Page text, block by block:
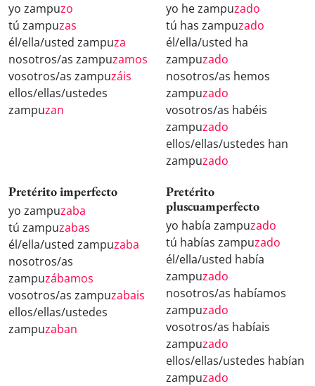
yo zampuzo
tú zampuzas
él/ella/usted zampuza
nosotros/as zampuzamos
vosotros/as zampuzáis
ellos/ellas/ustedes
zampuzan
yo he zampuzado
tú has zampuzado
él/ella/usted ha
zampuzado
nosotros/as hemos
zampuzado
vosotros/as habéis
zampuzado
ellos/ellas/ustedes han
zampuzado
Pretérito imperfecto
yo zampuzaba
tú zampuzabas
él/ella/usted zampuzaba
nosotros/as
zampuzábamos
vosotros/as zampuzabais
ellos/ellas/ustedes
zampuzaban
Pretérito
pluscuamperfecto
yo había zampuzado
tú habías zampuzado
él/ella/usted había
zampuzado
nosotros/as habíamos
zampuzado
vosotros/as habíais
zampuzado
ellos/ellas/ustedes habían
zampuzado